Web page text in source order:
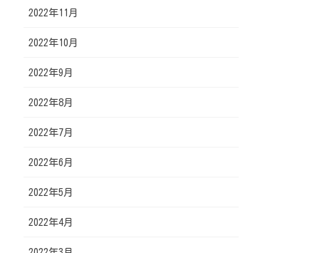
2022年11月
2022年10月
2022年9月
2022年8月
2022年7月
2022年6月
2022年5月
2022年4月